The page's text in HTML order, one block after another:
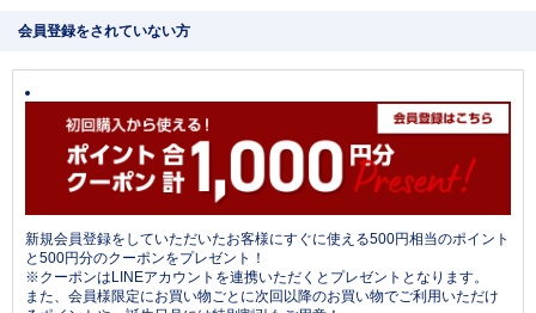
会員登録をされていない方
新規会員登録をしていただいたお客様にすぐに使える500円相当のポイント
と500円分のクーポンをプレゼント！
※クーポンはLINEアカウントを連携いただくとプレゼントとなります。
また、会員様限定にお買い物ごとに次回以降のお買い物でご利用いただけ